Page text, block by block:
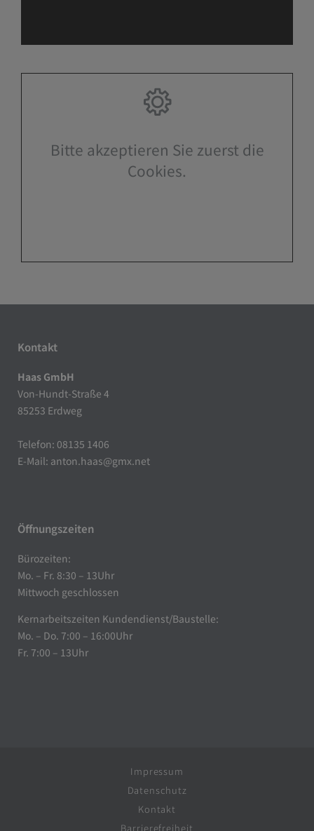
Bitte akzeptieren Sie zuerst die
Cookies.
Kontakt
Haas GmbH
Von-Hundt-Straße 4
85253 Erdweg
Telefon: 08135 1406
E-Mail: anton.haas@gmx.net
Öffnungszeiten
Bürozeiten:
Mo. – Fr. 8:30 – 13Uhr
Mittwoch geschlossen
Kernarbeitszeiten Kundendienst/Baustelle:
Mo. – Do. 7:00 – 16:00Uhr
Fr. 7:00 – 13Uhr
Impressum
Datenschutz
Kontakt
Barrierefreiheit